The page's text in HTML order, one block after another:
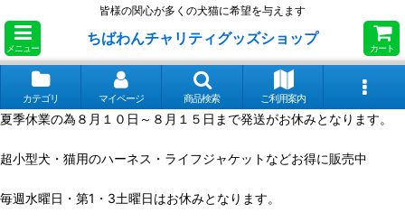
皆様の関心が多くの犬猫に希望を与えます
メニュー
ちばわんチャリティグッズショップ
カート
カテゴリ マイページ 商品検索 ご利用案内
夏季休業の為８月１０日～８月１５日まで発送がお休みとなります。
超小型犬・猫用のハーネス・ライフジャケットなどお得に販売中
毎週水曜日・第1・3土曜日はお休みとなります。